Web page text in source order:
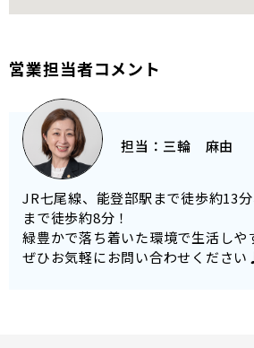
営業担当者コメント
担当： 三輪 麻由
JR七尾線、能登部駅まで徒歩約13
まで徒歩約8分！
緑豊かで落ち着いた環境で生活し
ぜひお気軽にお問い合わせください